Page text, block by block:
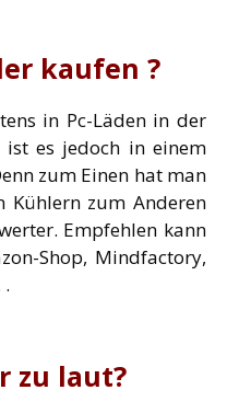
kaufen ?
in Pc-Läden in der
ist es jedoch in einem
zum Einen hat man
Kühlern zum Anderen
Empfehlen kann
Shop, Mindfactory,
zu laut?